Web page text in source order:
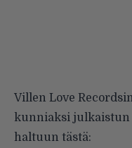
Villen Love
kunniaksi julkaistun
haltuun tästä: